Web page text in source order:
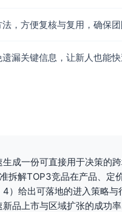
点
：对照用户提供的我方差异点
标称保温12h（来源：用户提供
中高位；KOL种草、会员折扣
：用户提供）
，方便复核与复用，确保团
漏关键信息，让新人也能快
成一份可直接用于决策的
拆解TOP3竞品在产品、定
）给出可落地的进入策略
品上市与区域扩张的成功率